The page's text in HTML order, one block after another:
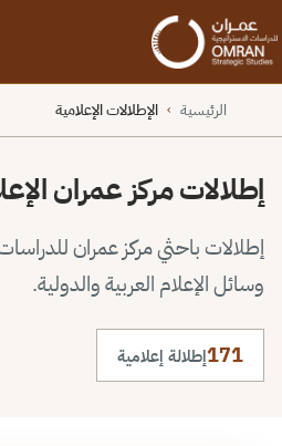
الرئيسية › الإطلالات الإعلامية
إطلالات مركز عمران
إطلالات باحثي مركز عمران
وسائل الإعلام العربية والدولية.
171إطلالة إعلامية